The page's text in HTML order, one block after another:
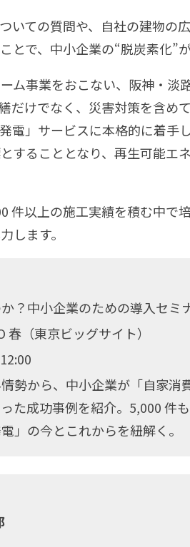
いての質問や、自社の建物の
で、中小企業の“脱炭素化”
ム事業をおこない、阪神・淡
だけでなく、災害対策を含め
電」サービスに本格的に着手
することとなり、再生可能エ
件以上の施工実績を積む中で
します。
？中小企業のための導入セミ
春（東京ビッグサイト）
勢から、中小企業が「自家
た成功事例を紹介。5,000 件
」の今とこれからを紐解く。